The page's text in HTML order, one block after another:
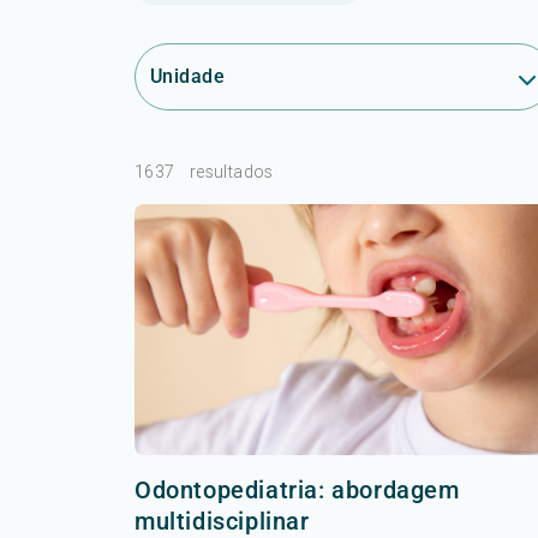
Unidade
1637 resultados
Odontopediatria: abordagem
multidisciplinar